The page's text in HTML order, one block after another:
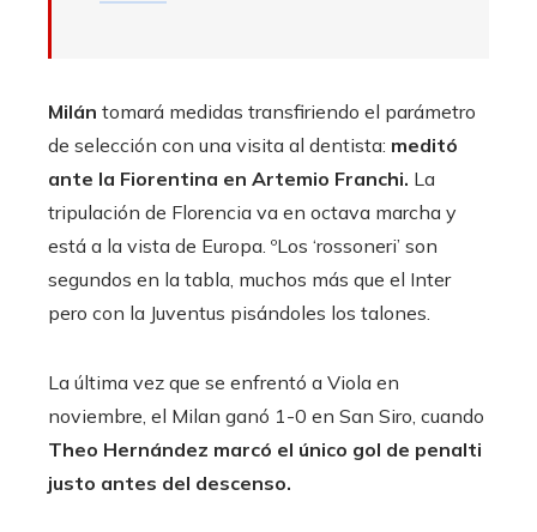
Milán tomará medidas transfiriendo el parámetro
de selección con una visita al dentista: meditó
ante la Fiorentina en Artemio Franchi. La
tripulación de Florencia va en octava marcha y
está a la vista de Europa. ºLos ‘rossoneri’ son
segundos en la tabla, muchos más que el Inter
pero con la Juventus pisándoles los talones.
La última vez que se enfrentó a Viola en
noviembre, el Milan ganó 1-0 en San Siro, cuando
Theo Hernández marcó el único gol de penalti
justo antes del descenso.